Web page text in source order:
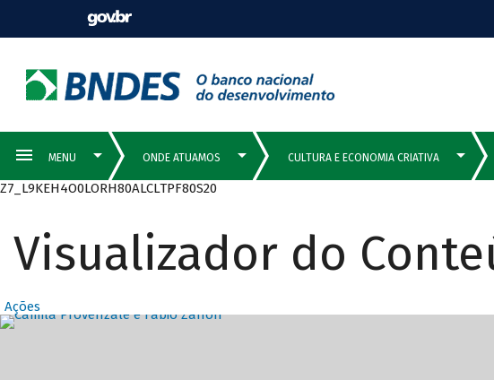
Z7_L9KEH4O0LORH80ALCLTPF80S20
Visualizador do
Ações
Destaques